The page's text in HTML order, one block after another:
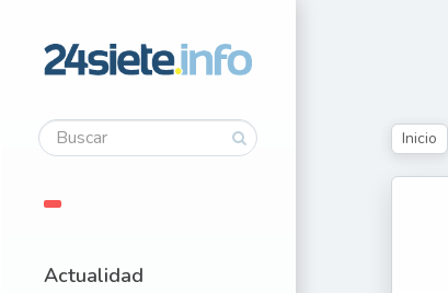
Actualidad
Inicio